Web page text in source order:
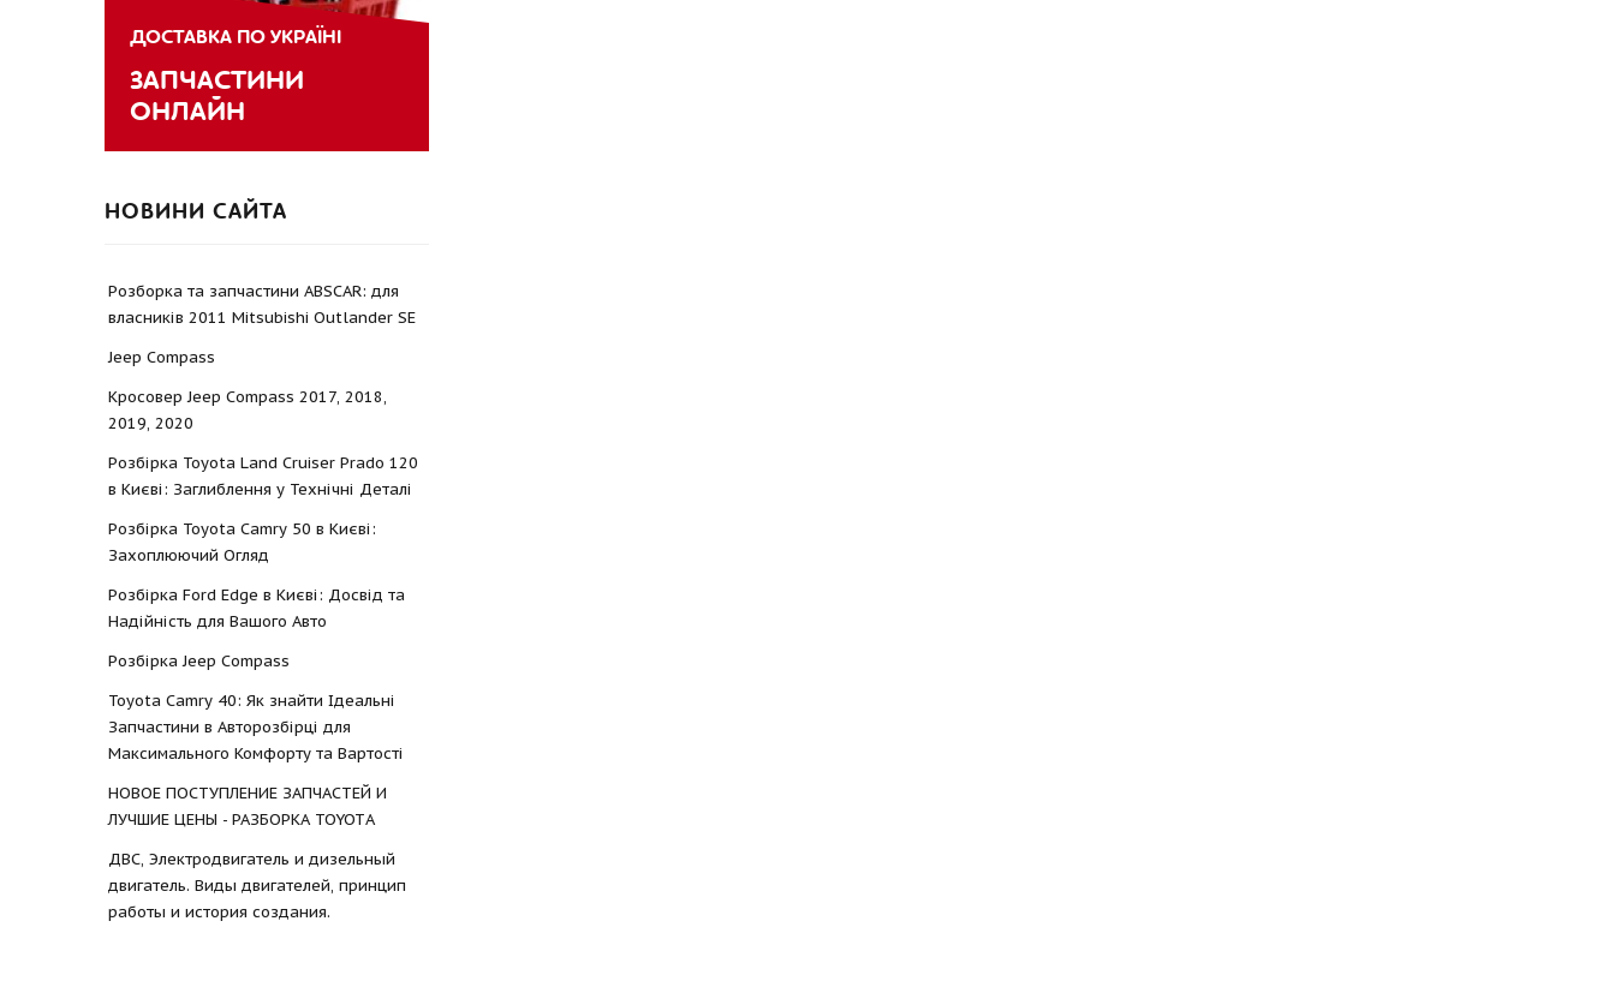
ДОСТАВКА ПО УКРАЇНІ
ЗАПЧАСТИНИ
ОНЛАЙН
НОВИНИ САЙТА
Розборка та запчастини ABSCAR: для
власників 2011 Mitsubishi Outlander SE
Jeep Compass
Кросовер Jeep Compass 2017, 2018,
2019, 2020
Розбірка Toyota Land Cruiser Prado 120
в Києві: Заглиблення у Технічні Деталі
Розбірка Toyota Camry 50 в Києві:
Захоплюючий Огляд
Розбірка Ford Edge в Києві: Досвід та
Надійність для Вашого Авто
Розбірка Jeep Compass
Toyota Camry 40: Як знайти Ідеальні
Запчастини в Авторозбірці для
Максимального Комфорту та Вартості
НОВОЕ ПОСТУПЛЕНИЕ ЗАПЧАСТЕЙ И
ЛУЧШИЕ ЦЕНЫ - РАЗБОРКА TOYOTА
ДВС, Электродвигатель и дизельный
двигатель. Виды двигателей, принцип
работы и история создания.